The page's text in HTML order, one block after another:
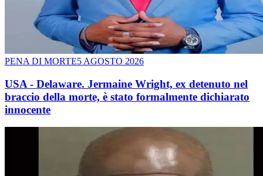
PENA DI MORTE5 AGOSTO 2026
USA - Delaware. Jermaine Wright, ex detenuto nel
braccio della morte, è stato formalmente dichiarato
innocente